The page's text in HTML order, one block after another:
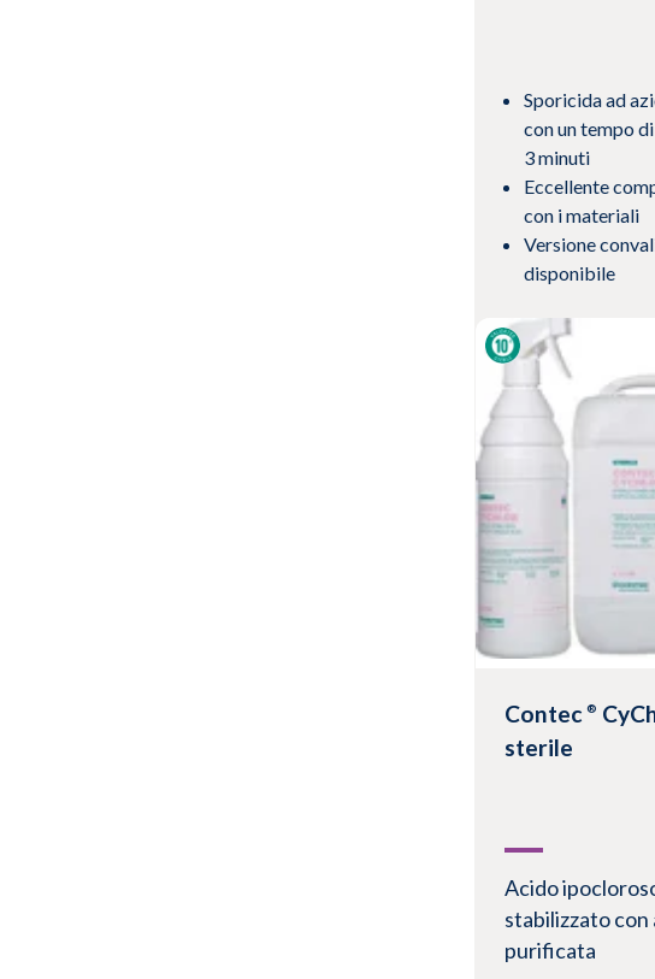
Sporicida ad
con un tempo
3 minuti
Eccellente
con i materiali
Versione
disponibile
Visualizza
Contec ®
sterile
Acido
stabilizzato con
purificata